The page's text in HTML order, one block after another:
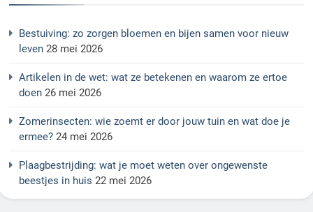
Bestuiving: zo zorgen bloemen en bijen samen voor nieuw
leven 28 mei 2026
Artikelen in de wet: wat ze betekenen en waarom ze ertoe
doen 26 mei 2026
Zomerinsecten: wie zoemt er door jouw tuin en wat doe je
ermee? 24 mei 2026
Plaagbestrijding: wat je moet weten over ongewenste
beestjes in huis 22 mei 2026